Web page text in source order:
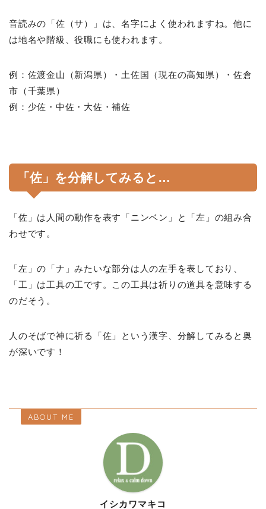
音読みの「佐（サ）」は、名字によく使われますね。他に
は地名や階級、役職にも使われます。
例：佐渡金山（新潟県）・土佐国（現在の高知県）・佐倉
市（千葉県）
例：少佐・中佐・大佐・補佐
「佐」を分解してみると…
「佐」は人間の動作を表す「ニンベン」と「左」の組み合
わせです。
「左」の「ナ」みたいな部分は人の左手を表しており、
「工」は工具の工です。この工具は祈りの道具を意味する
のだそう。
人のそばで神に祈る「佐」という漢字、分解してみると奥
が深いです！
ABOUT ME
イシカワマキコ